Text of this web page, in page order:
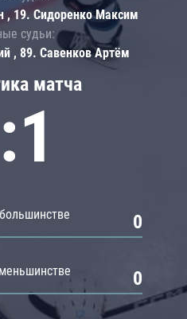
матча
0
0
, 19. Сидоренко Максим
судьи:
, 89. Савенков Артём